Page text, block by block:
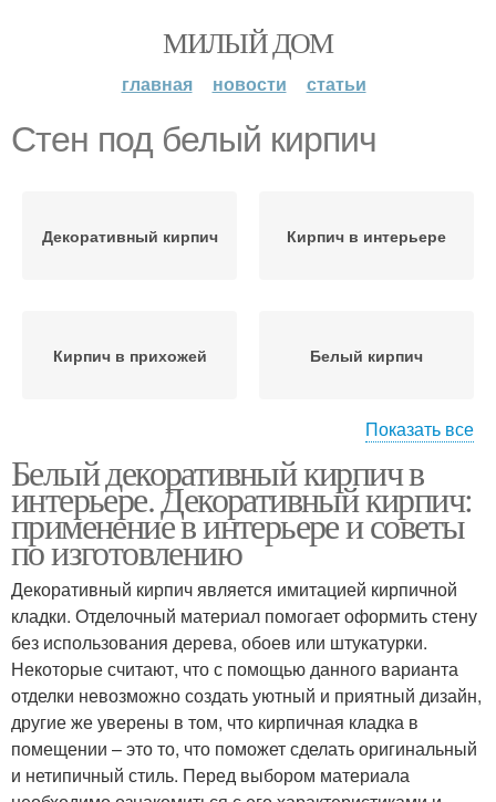
МИЛЫЙ ДОМ
главная новости статьи
Стен под белый кирпич
Декоративный кирпич Кирпич в интерьере
Кирпич в прихожей Белый кирпич
Стен в интерьере Кирпич на стену
Кирпич для внутренней
отделки
Показать все
Белый декоративный кирпич в
интерьере. Декоративный кирпич:
применение в интерьере и советы
по изготовлению
Декоративный кирпич является имитацией кирпичной
кладки. Отделочный материал помогает оформить стену
без использования дерева, обоев или штукатурки.
Некоторые считают, что с помощью данного варианта
отделки невозможно создать уютный и приятный дизайн,
другие же уверены в том, что кирпичная кладка в
помещении – это то, что поможет сделать оригинальный
и нетипичный стиль. Перед выбором материала